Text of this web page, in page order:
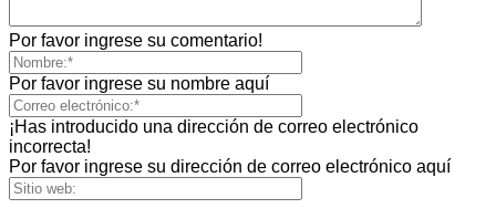
Por favor ingrese su comentario!
Por favor ingrese su nombre aquí
¡Has introducido una dirección de correo electrónico
incorrecta!
Por favor ingrese su dirección de correo electrónico aquí